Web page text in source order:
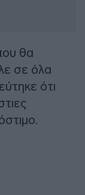
θα
σε όλα
ότι